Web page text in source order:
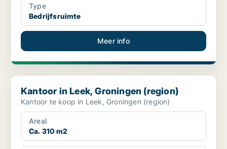
Type
Bedrijfsruimte
Meer info
Kantoor in Leek, Groningen (region)
Kantoor in Leek, Groningen (region)
Kantoor te koop in Leek, Groningen (region)
Areal
Ca. 310 m2